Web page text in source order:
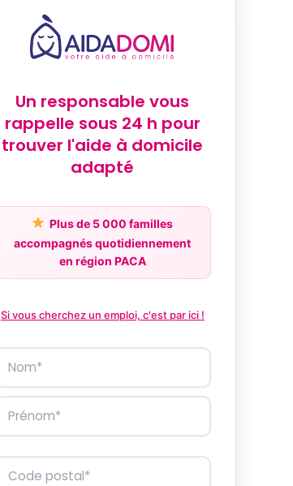
Un responsable vous
rappelle sous 24 h pour
trouver l'aide à domicile
adapté
Plus de 5 000 familles
accompagnés quotidiennement
en région PACA
Si vous cherchez un emploi, c'est par ici !